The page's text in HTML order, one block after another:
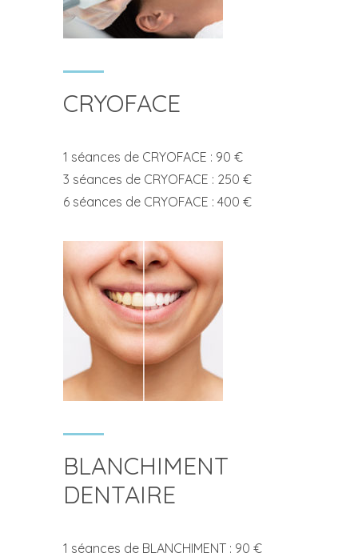
CRYOFACE
1 séances de CRYOFACE : 90 €
3 séances de CRYOFACE : 250 €
6 séances de CRYOFACE : 400 €
BLANCHIMENT
DENTAIRE
1 séances de BLANCHIMENT : 90 €